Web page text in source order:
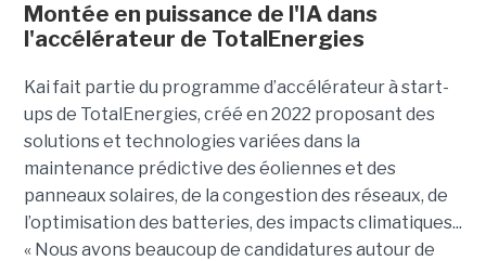
Montée en puissance de l'IA dans
l'accélérateur de TotalEnergies
Kai fait partie du programme d’accélérateur à start-
ups de TotalEnergies, créé en 2022 proposant des
solutions et technologies variées dans la
maintenance prédictive des éoliennes et des
panneaux solaires, de la congestion des réseaux, de
l’optimisation des batteries, des impacts climatiques...
« Nous avons beaucoup de candidatures autour de